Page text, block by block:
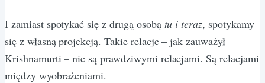
I zamiast spotykać się z drugą osobą tu i teraz, spotykamy
się z własną projekcją. Takie relacje – jak zauważył
Krishnamurti – nie są prawdziwymi relacjami. Są relacjami
między wyobrażeniami.